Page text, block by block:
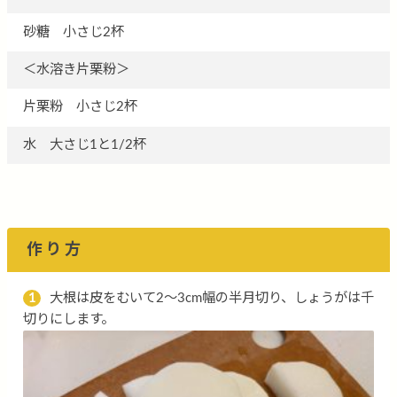
砂糖 小さじ2杯
＜水溶き片栗粉＞
片栗粉 小さじ2杯
水 大さじ1と1/2杯
作り方
1
大根は皮をむいて2〜3cm幅の半月切り、しょうがは千
切りにします。